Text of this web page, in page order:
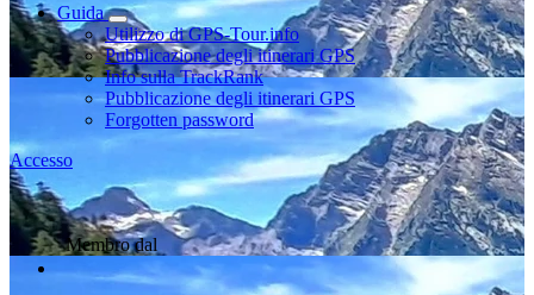
Guida
Utilizzo di GPS-Tour.info
Pubblicazione degli itinerari GPS
Info sulla TrackRank
Pubblicazione degli itinerari GPS
Forgotten password
Accesso
Membro dal